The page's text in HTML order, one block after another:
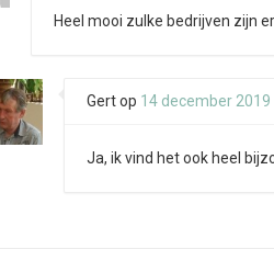
Heel mooi zulke bedrijven zijn
Gertop 14 december 2019
Ja, ik vind het ook heel